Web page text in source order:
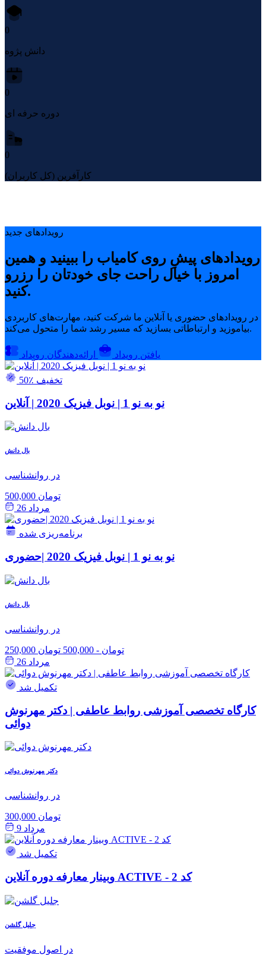
0
دانش پژوه
0
دوره حرفه ای
0
کارآفرین (کل کاربران)
رویدادهای جدید
رویدادهای پیشِ روی کامیاب را ببینید و همین
امروز با خیال راحت جای خودتان را رزرو
کنید.
در رویدادهای حضوری یا آنلاین ما شرکت کنید، مهارت‌های کاربردی
بیاموزید و ارتباطاتی بسازید که مسیر رشد شما را متحول می‌کند.
یافتن رویداد ارائه‌دهندگان رویداد
50٪ تخفیف
نو به نو 1 | نوبل فیزیک 2020 | آنلاین
بال دانش
در روانشناسی
500,000 تومان
مرداد 26
برنامه‌ریزی شده
نو به نو 1 | نوبل فیزیک 2020 |حضوری
بال دانش
در روانشناسی
250,000 تومان - 500,000 تومان
مرداد 26
تکمیل شد
کارگاه تخصصی آموزشی روابط عاطفی | دکتر مهرنوش
دوائی
دکتر مهرنوش دوائی
در روانشناسی
300,000 تومان
مرداد 9
تکمیل شد
وبینار معارفه دوره آنلاین ACTIVE - کد 2
جلیل گلشن
در اصول موفقیت